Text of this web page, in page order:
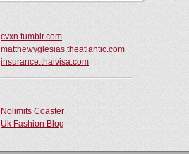
cvxn.tumblr.com
matthewyglesias.theatlantic.com
insurance.thaivisa.com
Nolimits Coaster
Uk Fashion Blog